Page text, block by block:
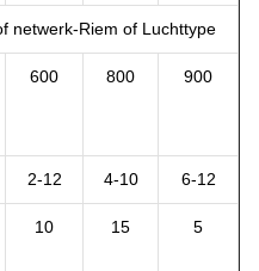
netwerk-Riem of Luchttype
600 800 900
2-12 4-10 6-12
10 15 5